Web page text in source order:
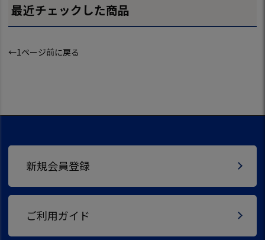
最近チェックした商品
←1ページ前に戻る
新規会員登録
ご利用ガイド